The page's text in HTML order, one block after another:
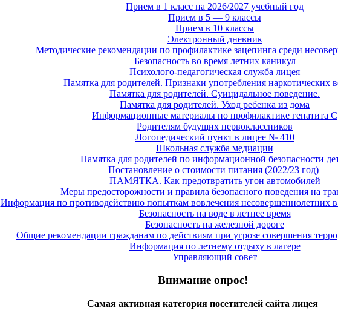
Прием в 1 класс на 2026/2027 учебный год
Прием в 5 — 9 классы
Прием в 10 классы
Электронный дневник
Методические рекомендации по профилактике зацепинга среди
Безопасность во время летних каникул
Психолого-педагогическая служба лицея
Памятка для родителей. Признаки употребления наркотических
Памятка для родителей. Суицидальное поведение.
Памятка для родителей. Уход ребенка из дома
Информационные материалы по профилактике гепатита С
Родителям будущих первоклассников
Логопедический пункт в лицее № 410
Школьная служба медиации
Памятка для родителей по информационной безопасности
Постановление о стоимости питания (2022/23 год)
ПАМЯТКА. Как предотвратить угон автомобилей
Меры предосторожности и правила безопасного поведения на
Информация по противодействию попыткам вовлечения несовершеннолетних
Безопасность на воде в летнее время
Безопасность на железной дороге
Общие рекомендации гражданам по действиям при угрозе совершения
Информация по летнему отдыху в лагере
Управляющий совет
Внимание опрос!
Самая активная категория посетителей сайта лицея